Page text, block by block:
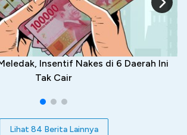
Insentif Nakes di 6 Daerah Ini
Tak Cair
Lihat 84 Berita Lainnya